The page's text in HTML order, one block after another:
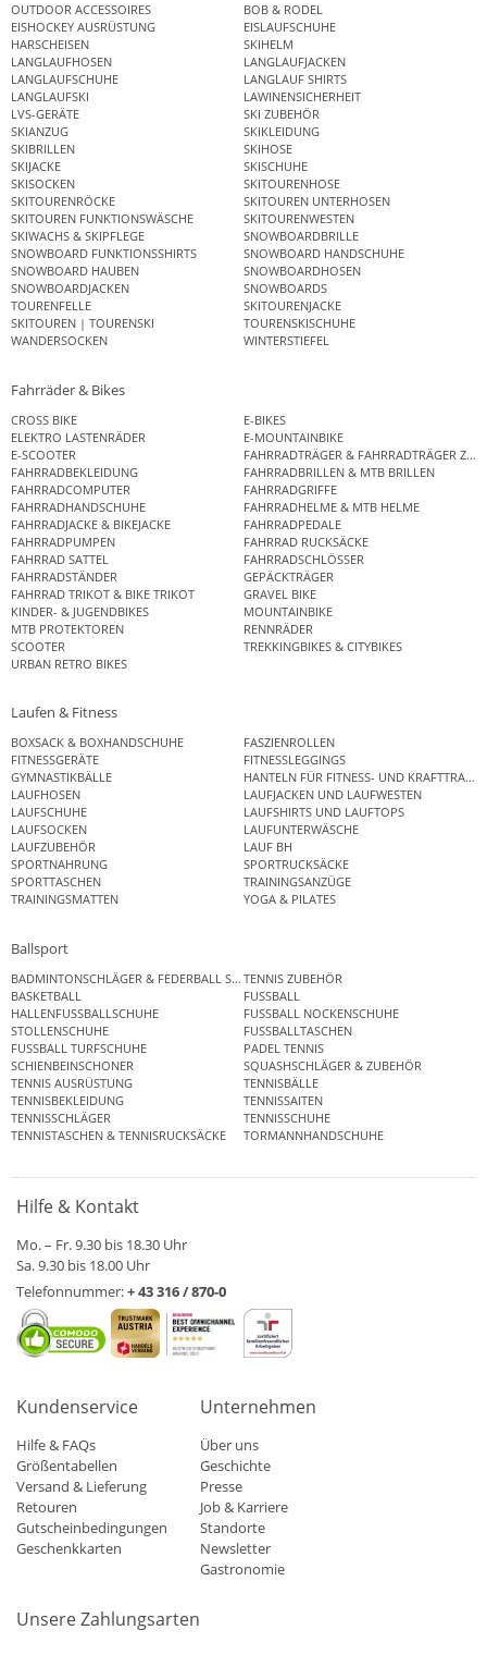
OUTDOOR ACCESSOIRES
BOB & RODEL
EISHOCKEY AUSRÜSTUNG
EISLAUFSCHUHE
HARSCHEISEN
SKIHELM
LANGLAUFHOSEN
LANGLAUFJACKEN
LANGLAUFSCHUHE
LANGLAUF SHIRTS
LANGLAUFSKI
LAWINENSICHERHEIT
LVS-GERÄTE
SKI ZUBEHÖR
SKIANZUG
SKIKLEIDUNG
SKIBRILLEN
SKIHOSE
SKIJACKE
SKISCHUHE
SKISOCKEN
SKITOURENHOSE
SKITOURENRÖCKE
SKITOUREN UNTERHOSEN
SKITOUREN FUNKTIONSWÄSCHE
SKITOURENWESTEN
SKIWACHS & SKIPFLEGE
SNOWBOARDBRILLE
SNOWBOARD FUNKTIONSSHIRTS
SNOWBOARD HANDSCHUHE
SNOWBOARD HAUBEN
SNOWBOARDHOSEN
SNOWBOARDJACKEN
SNOWBOARDS
TOURENFELLE
SKITOURENJACKE
SKITOUREN | TOURENSKI
TOURENSKISCHUHE
WANDERSOCKEN
WINTERSTIEFEL
Fahrräder & Bikes
CROSS BIKE
E-BIKES
ELEKTRO LASTENRÄDER
E-MOUNTAINBIKE
E-SCOOTER
FAHRRADTRÄGER & FAHRRADTRÄGER
FAHRRADBEKLEIDUNG
FAHRRADBRILLEN & MTB BRILLEN
FAHRRADCOMPUTER
FAHRRADGRIFFE
FAHRRADHANDSCHUHE
FAHRRADHELME & MTB HELME
FAHRRADJACKE & BIKEJACKE
FAHRRADPEDALE
FAHRRADPUMPEN
FAHRRAD RUCKSÄCKE
FAHRRAD SATTEL
FAHRRADSCHLÖSSER
FAHRRADSTÄNDER
GEPÄCKTRÄGER
FAHRRAD TRIKOT & BIKE TRIKOT
GRAVEL BIKE
KINDER- & JUGENDBIKES
MOUNTAINBIKE
MTB PROTEKTOREN
RENNRÄDER
SCOOTER
TREKKINGBIKES & CITYBIKES
URBAN RETRO BIKES
Laufen & Fitness
BOXSACK & BOXHANDSCHUHE
FASZIENROLLEN
FITNESSGERÄTE
FITNESSLEGGINGS
GYMNASTIKBÄLLE
HANTELN FÜR FITNESS- UND
LAUFHOSEN
LAUFJACKEN UND LAUFWESTEN
LAUFSCHUHE
LAUFSHIRTS UND LAUFTOPS
LAUFSOCKEN
LAUFUNTERWÄSCHE
LAUFZUBEHÖR
LAUF BH
SPORTNAHRUNG
SPORTRUCKSÄCKE
SPORTTASCHEN
TRAININGSANZÜGE
TRAININGSMATTEN
YOGA & PILATES
Ballsport
BADMINTONSCHLÄGER & FEDERBALL SETSTENNIS ZUBEHÖR
BASKETBALL
FUSSBALL
HALLENFUSSBALLSCHUHE
FUSSBALL NOCKENSCHUHE
STOLLENSCHUHE
FUSSBALLTASCHEN
FUSSBALL TURFSCHUHE
PADEL TENNIS
SCHIENBEINSCHONER
SQUASHSCHLÄGER & ZUBEHÖR
TENNIS AUSRÜSTUNG
TENNISBÄLLE
TENNISBEKLEIDUNG
TENNISSAITEN
TENNISSCHLÄGER
TENNISSCHUHE
TENNISTASCHEN & TENNISRUCKSÄCKE
TORMANNHANDSCHUHE
Hilfe & Kontakt
Mo. – Fr. 9.30 bis 18.30 Uhr
Sa. 9.30 bis 18.00 Uhr
Telefonnummer:+ 43 316 / 870-0
Kundenservice
Hilfe & FAQs
Größentabellen
Versand & Lieferung
Retouren
Gutscheinbedingungen
Geschenkkarten
Unternehmen
Über uns
Geschichte
Presse
Job & Karriere
Standorte
Newsletter
Gastronomie
Unsere Zahlungsarten